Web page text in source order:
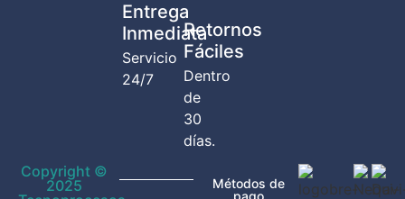
Entrega
Inmediata
Servicio
24/7
Retornos
Fáciles
Dentro
de
30
días.
Copyright ©
2025
Métodos de